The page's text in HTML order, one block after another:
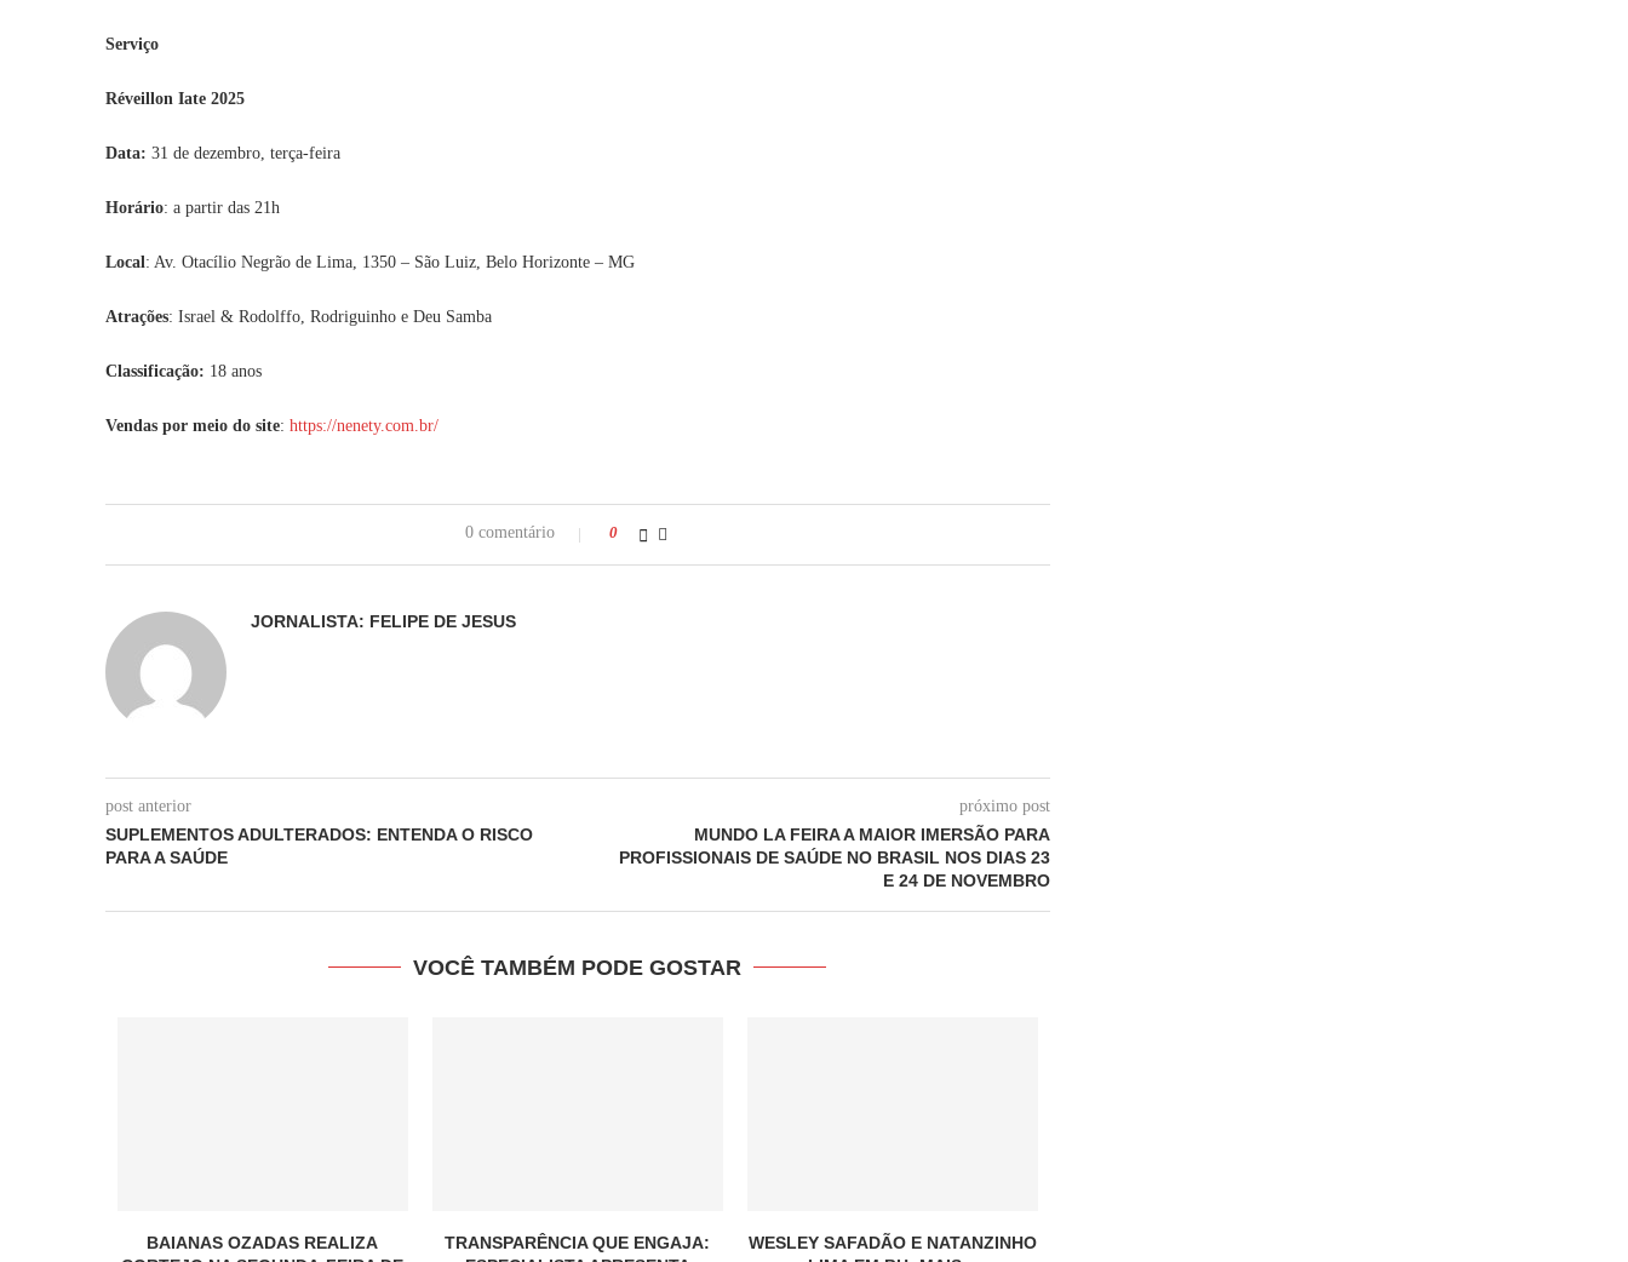
Serviço
Réveillon Iate 2025
Data: 31 de dezembro, terça-feira
Horário: a partir das 21h
Local : Av. Otacílio Negrão de Lima, 1350 – São Luiz, Belo Horizonte – MG
Atrações: Israel & Rodolffo, Rodriguinho e Deu Samba
Classificação: 18 anos
Vendas por meio do site: https://nenety.com.br/
0 comentário 0
JORNALISTA: FELIPE DE JESUS
post anterior
SUPLEMENTOS ADULTERADOS: ENTENDA O RISCO
PARA A SAÚDE
próximo post
MUNDO LA FEIRA A MAIOR IMERSÃO PARA
PROFISSIONAIS DE SAÚDE NO BRASIL NOS DIAS 23
E 24 DE NOVEMBRO
VOCÊ TAMBÉM PODE GOSTAR
BAIANAS OZADAS REALIZA
TRANSPARÊNCIA QUE ENGAJA:
WESLEY SAFADÃO E NATANZINHO